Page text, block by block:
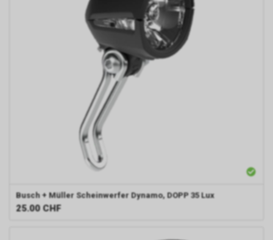
Busch + Müller Scheinwerfer Dynamo, DOPP 35 Lux
25.00 CHF